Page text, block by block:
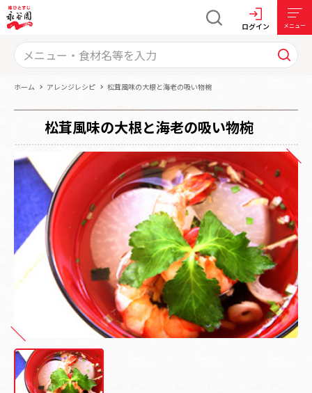
ログイン メニュー
ホーム アレンジレシピ 松茸風味の大根と海老の吸い物椀
松茸風味の大根と海老の吸い物椀